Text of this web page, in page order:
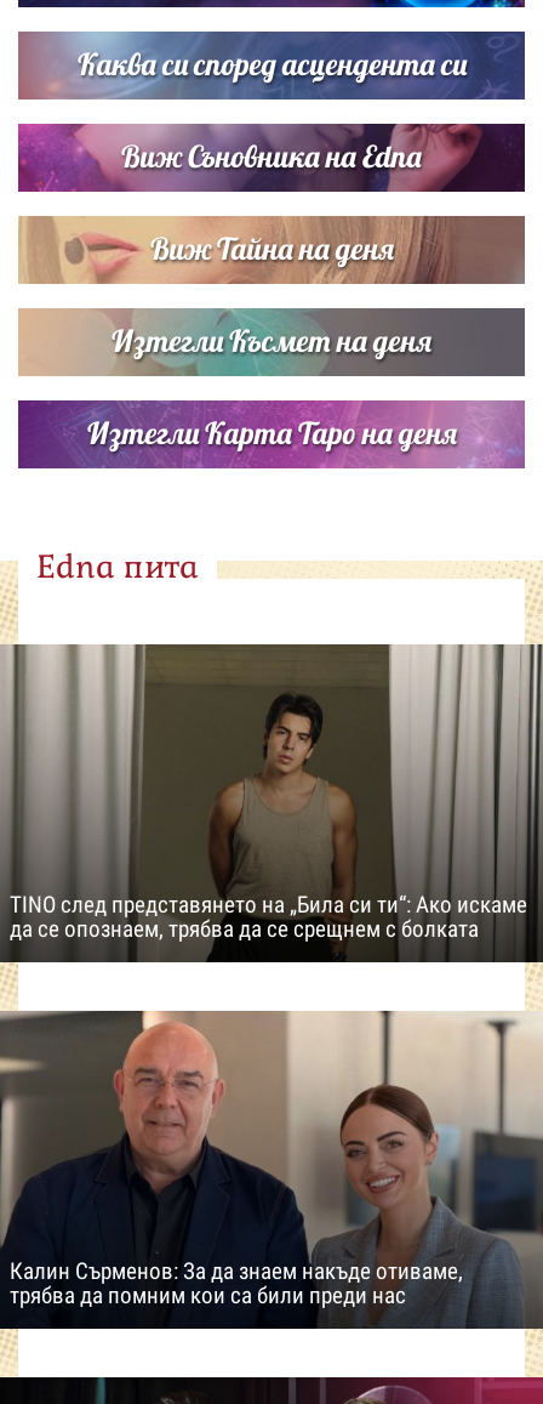
Кортни Кокс и Джим Къртис заедно на яхта
Каква си според асцендента си
Виж Съновника на Edna
Виж Тайна на деня
Изтегли Късмет на деня
Изтегли Карта Таро на деня
Edna пита
TINO след представянето на „Била си ти“: Ако искаме
да се опознаем, трябва да се срещнем с болката
Калин Сърменов: За да знаем накъде отиваме,
трябва да помним кои са били преди нас